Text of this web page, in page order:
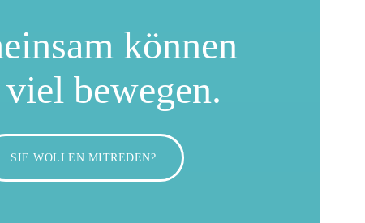
können
bewegen.
SIE WOLLEN MITREDEN?